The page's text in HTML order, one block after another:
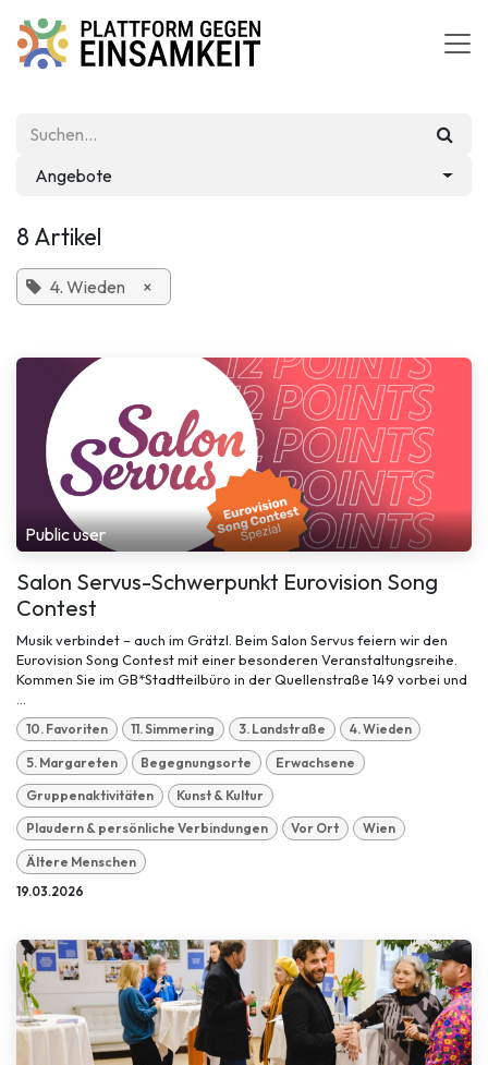
Zum Inhalt springen
Angebote
8 Artikel
4. Wieden ×
Public user
Salon Servus-Schwerpunkt Eurovision Song
Contest
Musik verbindet – auch im Grätzl. Beim Salon Servus feiern wir den
Eurovision Song Contest mit einer besonderen Veranstaltungsreihe.
Kommen Sie im GB*Stadtteilbüro in der Quellenstraße 149 vorbei und
10. Favoriten 11. Simmering 3. Landstraße 4. Wieden
5. Margareten Begegnungsorte Erwachsene
Gruppenaktivitäten Kunst & Kultur
Plaudern & persönliche Verbindungen Vor Ort Wien
Ältere Menschen
19.03.2026